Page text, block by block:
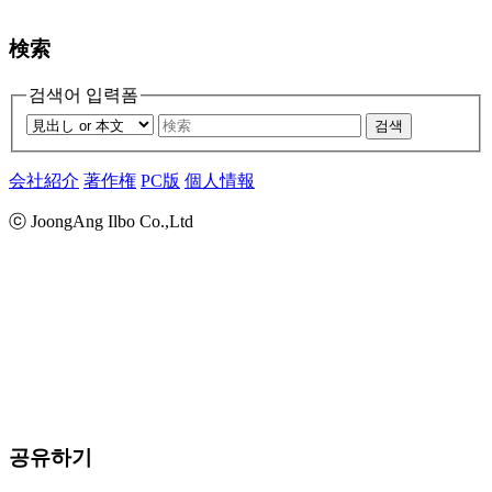
検索
검색어 입력폼
검색
会社紹介 著作権 PC版 個人情報
ⓒ JoongAng Ilbo Co.,Ltd
공유하기